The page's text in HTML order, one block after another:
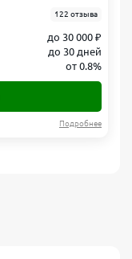
122 отзыва
до 30 000 ₽
до 30 дней
от 0.8%
Подробнее